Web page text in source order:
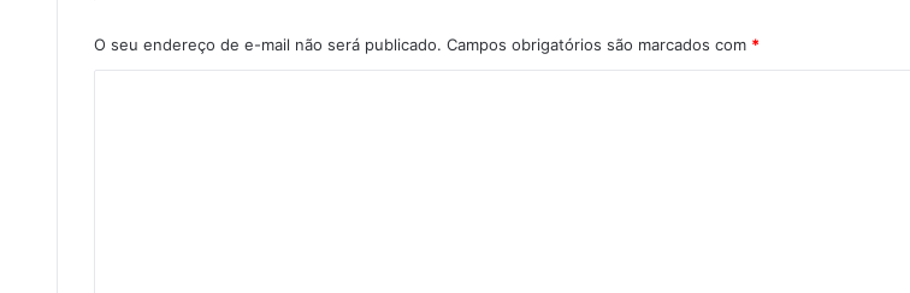
O seu endereço de e-mail não será publicado. Campos obrigatórios são marcados com *